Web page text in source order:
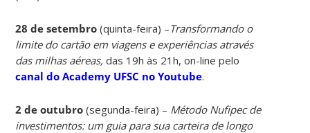
28 de setembro (quinta-feira) –Transformando o
limite do cartão em viagens e experiências através
das milhas aéreas,das 19h às 21h, on-line pelo
canal do Academy UFSC no Youtube.
2 de outubro(segunda-feira) – Método Nufipec de
investimentos: um guia para sua carteira de longo